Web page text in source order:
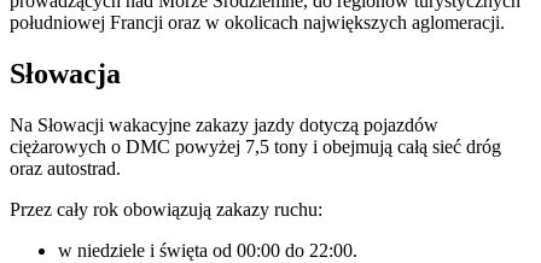
południowej Francji oraz w okolicach największych aglomeracji.
Słowacja
Na Słowacji wakacyjne zakazy jazdy dotyczą pojazdów
ciężarowych o DMC powyżej 7,5 tony i obejmują całą sieć dróg
oraz autostrad.
Przez cały rok obowiązują zakazy ruchu:
w niedziele i święta od 00:00 do 22:00.